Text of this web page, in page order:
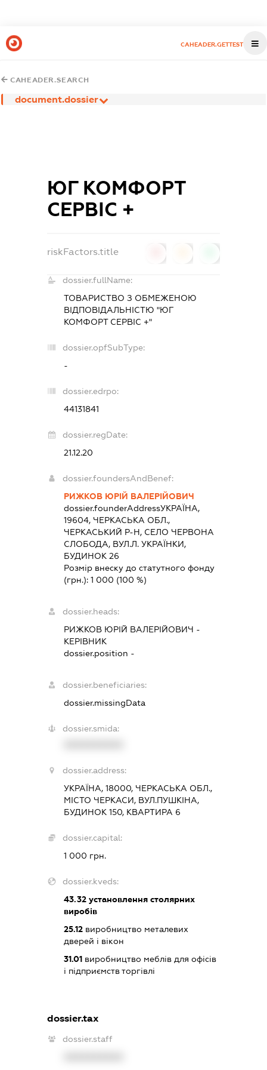
CAHEADER.GETTEST
CAHEADER.SEARCH
document.dossier
ЮГ КОМФОРТ
СЕРВІС +
riskFactors.title
dossier.fullName:
ТОВАРИСТВО З ОБМЕЖЕНОЮ
ВІДПОВІДАЛЬНІСТЮ "ЮГ
КОМФОРТ СЕРВІС +"
dossier.opfSubType:
-
dossier.edrpo:
44131841
dossier.regDate:
21.12.20
dossier.foundersAndBenef:
РИЖКОВ ЮРІЙ ВАЛЕРІЙОВИЧ
dossier.founderAddressУКРАЇНА,
19604, ЧЕРКАСЬКА ОБЛ.,
ЧЕРКАСЬКИЙ Р-Н, СЕЛО ЧЕРВОНА
СЛОБОДА, ВУЛ.Л. УКРАЇНКИ,
БУДИНОК 26
Розмір внеску до статутного фонду
(грн.):1 000 (100 %)
dossier.heads:
РИЖКОВ ЮРІЙ ВАЛЕРІЙОВИЧ -
КЕРІВНИК
dossier.position -
dossier.beneficiaries:
dossier.missingData
dossier.smida:
dossier.address:
УКРАЇНА, 18000, ЧЕРКАСЬКА ОБЛ.,
МІСТО ЧЕРКАСИ, ВУЛ.ПУШКІНА,
БУДИНОК 150, КВАРТИРА 6
dossier.capital:
1 000 грн.
dossier.kveds:
43.32 установлення столярних
виробів
25.12 виробництво металевих
дверей і вікон
31.01 виробництво меблів для офісів
і підприємств торгівлі
dossier.tax
dossier.staff